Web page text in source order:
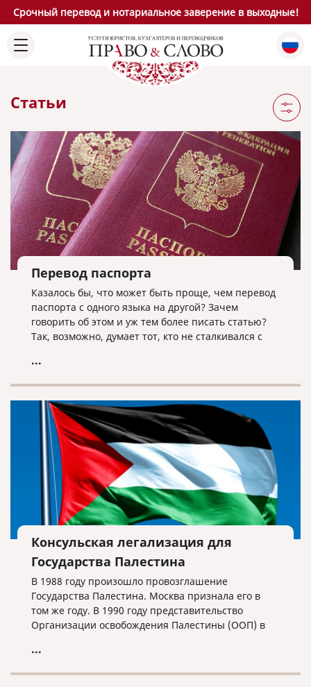
Срочный перевод и нотариальное заверение в выходные!
Статьи
Перевод паспорта
Казалось бы, что может быть проще, чем перевод
паспорта с одного языка на другой? Зачем
говорить об этом и уж тем более писать статью?
Так, возможно, думает тот, кто не сталкивался с
поверхностно. Наша компания работает на рынке
моменты, о которых нужно знать.
...
Консульская легализация для
Государства Палестина
В 1988 году произошло провозглашение
Государства Палестина. Москва признала его в
том же году. В 1990 году представительство
Организации освобождения Палестины (ООП) в
представитель Палестины - полномочия посла.
...